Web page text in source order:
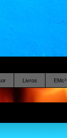
Livros EMc³